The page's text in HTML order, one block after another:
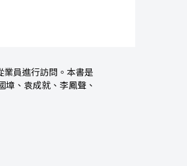
業員進行訪問。本書是
墇、袁成就、李鳳聲、